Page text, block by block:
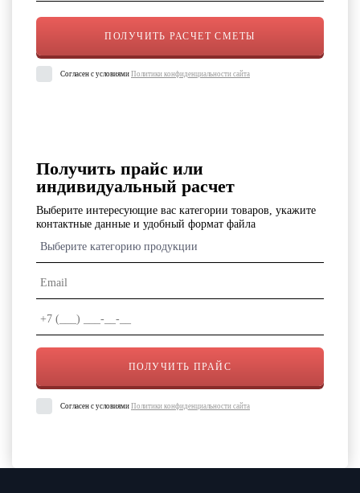
Согласен с условиями Политики конфиденциальности сайта
Получить прайс или
индивидуальный расчет
Выберите интересующие вас категории товаров, укажите
контактные данные и удобный формат файла
Выберите категорию продукции
Согласен с условиями Политики конфиденциальности сайта